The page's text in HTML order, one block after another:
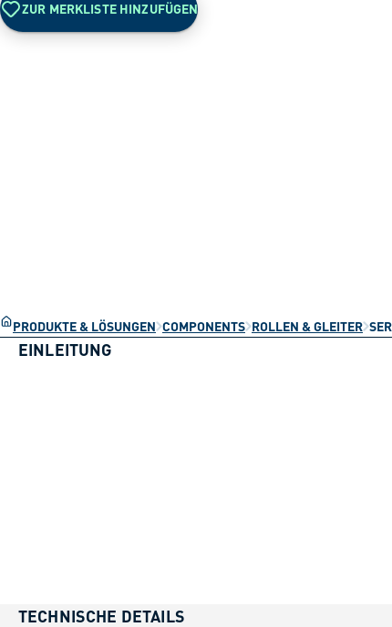
ZUR MERKLISTE HINZUFÜGEN
PRODUKTE & LÖSUNGEN COMPONENTS ROLLEN & GLEITER
EINLEITUNG
TECHNISCHE DETAILS